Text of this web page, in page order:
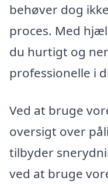
behøver dog
proces. Med
du hurtigt og
professionelle i
Ved at bruge
oversigt over
tilbyder
ved at bruge